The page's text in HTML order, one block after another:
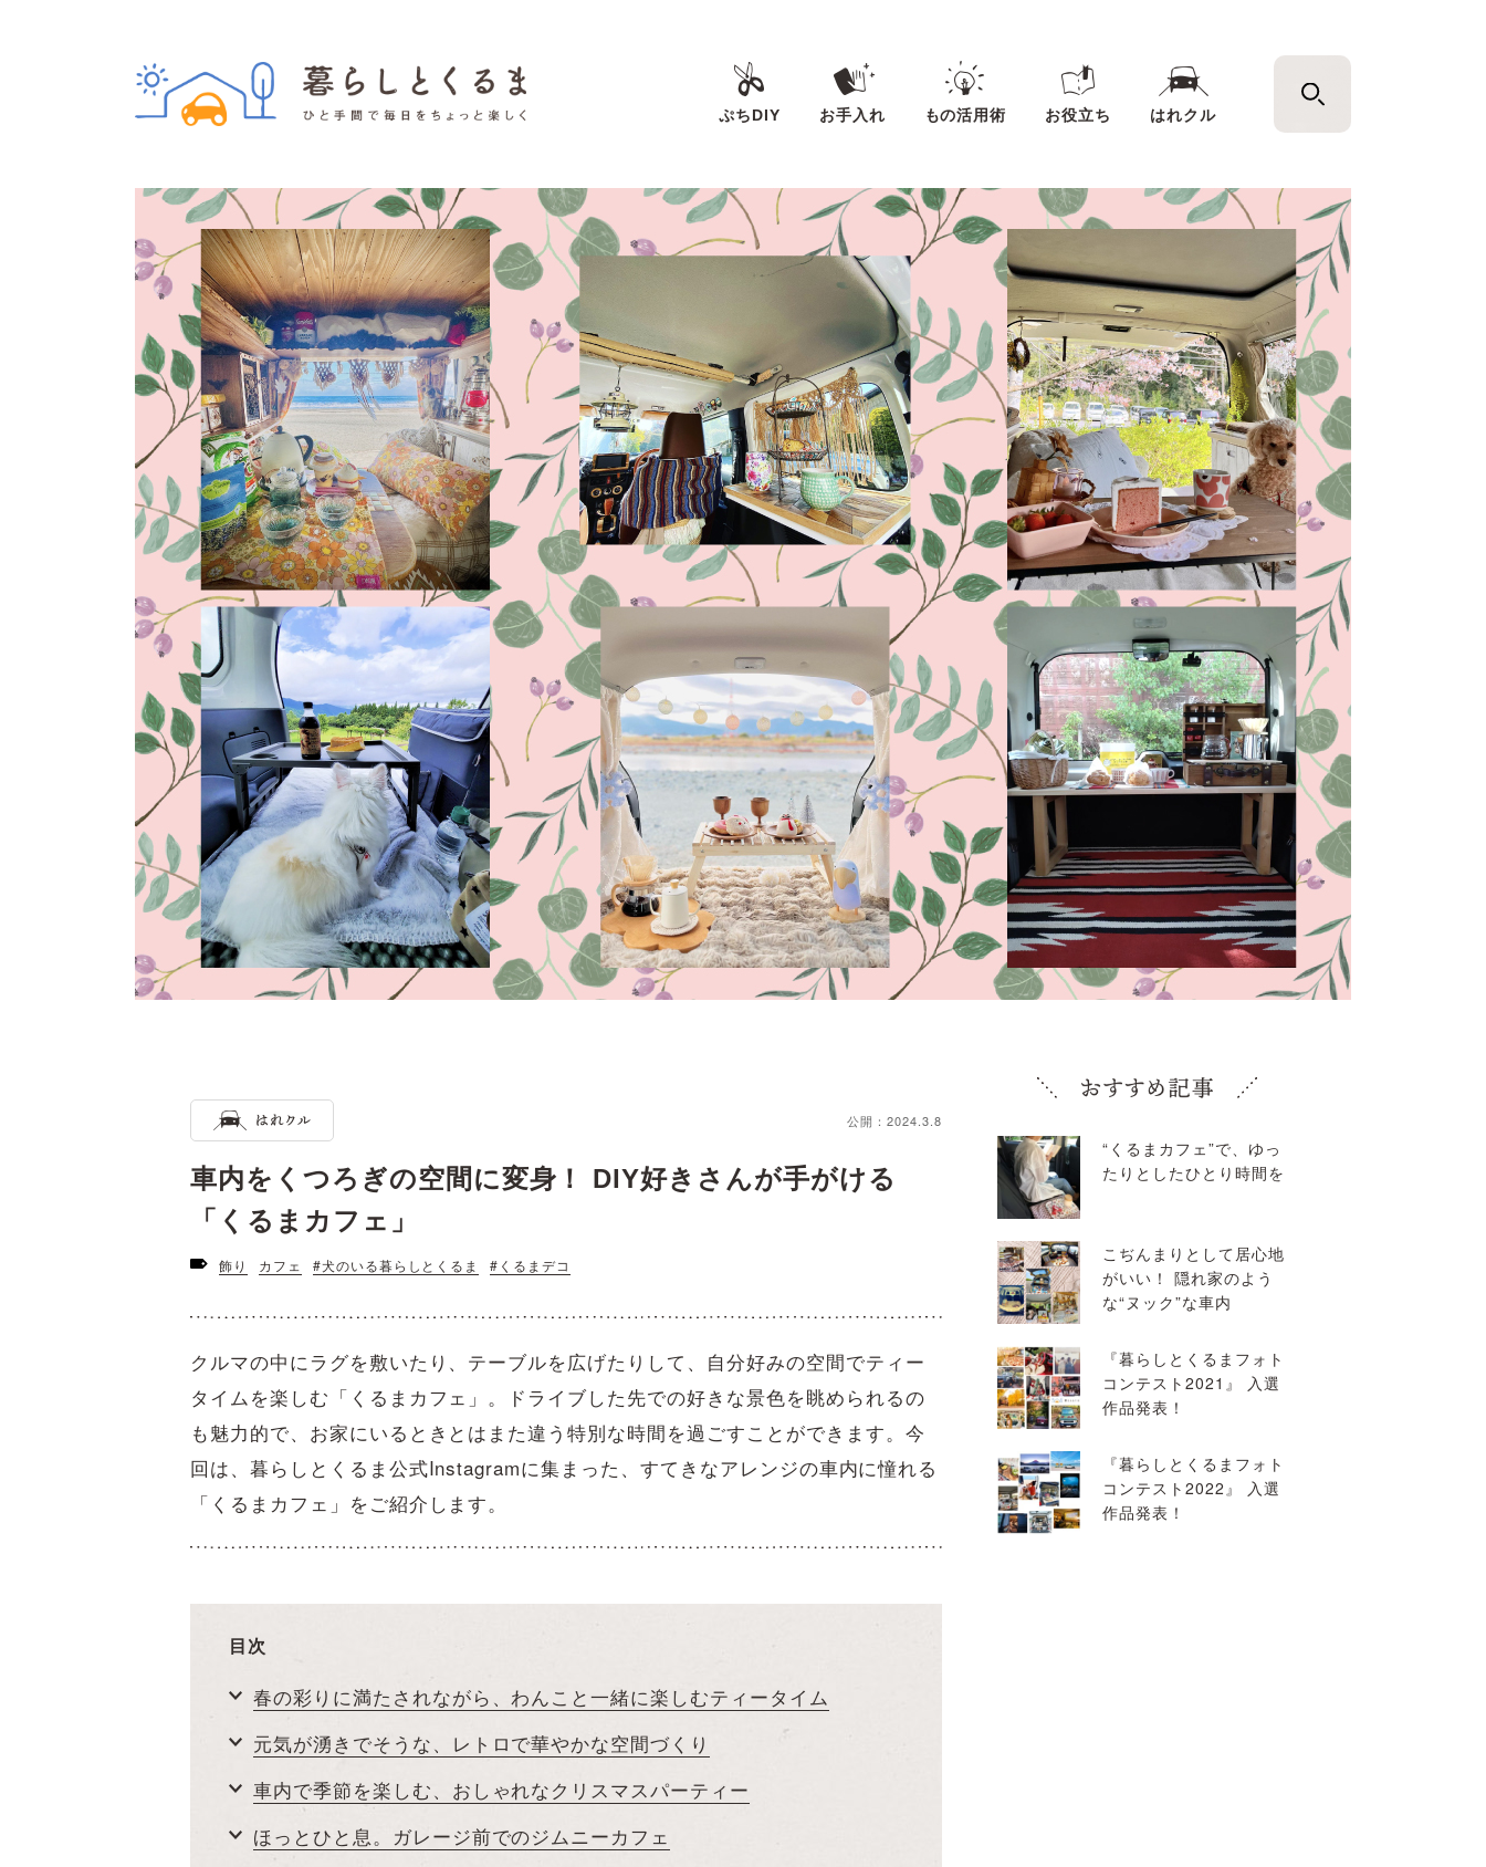
ぷちDIY お手入れ もの活用術 お役立ち はれクル
公開：2024.3.8
車内をくつろぎの空間に変身！ DIY好きさんが手がける
「くるまカフェ」
飾り カフェ #犬のいる暮らしとくるま #くるまデコ
クルマの中にラグを敷いたり、テーブルを広げたりして、自分好みの空間でティー
タイムを楽しむ「くるまカフェ」。ドライブした先での好きな景色を眺められるの
も魅力的で、お家にいるときとはまた違う特別な時間を過ごすことができます。今
回は、暮らしとくるま公式Instagramに集まった、すてきなアレンジの車内に憧れる
「くるまカフェ」をご紹介します。
目次
春の彩りに満たされながら、わんこと一緒に楽しむティータイム
元気が湧きでそうな、レトロで華やかな空間づくり
車内で季節を楽しむ、おしゃれなクリスマスパーティー
ほっとひと息。ガレージ前でのジムニーカフェ
“くるまカフェ”で、ゆっ
たりとしたひとり時間を
こぢんまりとして居心地
がいい！ 隠れ家のよう
な“ヌック”な車内
『暮らしとくるまフォト
コンテスト2021』 入選
作品発表！
『暮らしとくるまフォト
コンテスト2022』 入選
作品発表！